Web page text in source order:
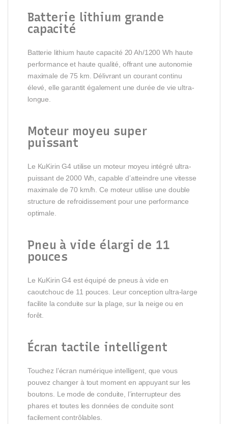
Batterie lithium grande
capacité
Batterie lithium haute capacité 20 Ah/1200 Wh haute
performance et haute qualité, offrant une autonomie
maximale de 75 km. Délivrant un courant continu
élevé, elle garantit également une durée de vie ultra-
longue.
Moteur moyeu super
puissant
Le KuKirin G4 utilise un moteur moyeu intégré ultra-
puissant de 2000 Wh, capable d’atteindre une vitesse
maximale de 70 km/h. Ce moteur utilise une double
structure de refroidissement pour une performance
optimale.
Pneu à vide élargi de 11
pouces
Le KuKirin G4 est équipé de pneus à vide en
caoutchouc de 11 pouces. Leur conception ultra-large
facilite la conduite sur la plage, sur la neige ou en
forêt.
Écran tactile intelligent
Touchez l’écran numérique intelligent, que vous
pouvez changer à tout moment en appuyant sur les
boutons. Le mode de conduite, l’interrupteur des
phares et toutes les données de conduite sont
facilement contrôlables.